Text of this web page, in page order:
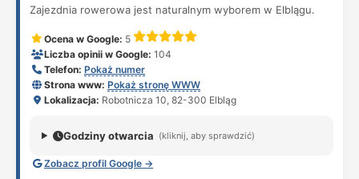
Zajezdnia rowerowa jest naturalnym wyborem w Elblągu.
Ocena w Google: 5
Liczba opinii w Google: 104
Telefon: Pokaż numer
Strona www: Pokaż stronę WWW
Lokalizacja: Robotnicza 10, 82-300 Elbląg
Godziny otwarcia (kliknij, aby sprawdzić)
Zobacz profil Google →